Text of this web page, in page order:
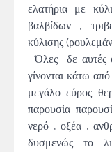
ελατήρια με
βαλβίδων ,
κύλισης
. Όλες δε αυτές
γίνονται κάτω
μεγάλο εύρος
παρουσία
νερό , οξέα ,
δυσμενώς το